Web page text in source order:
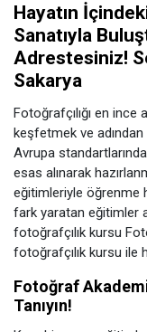
Hayatın
Sanatıyla
Adrestesiniz!
Sakarya
Fotoğrafçılığı en ince
keşfetmek ve
Avrupa
esas alınarak
eğitimleriyle öğrenme
fark yaratan eğitimler
fotoğrafçılık kursu
fotoğrafçılık kursu ile
Fotoğraf
Tanıyın!